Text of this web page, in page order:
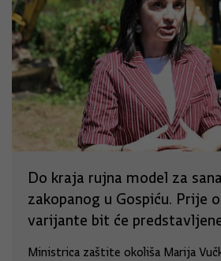
Do kraja rujna model za
zakopanog u Gospiću. Prije
varijante bit će
Ministrica zaštite okoliša Marija